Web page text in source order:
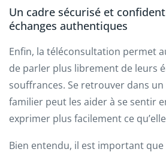
Un cadre sécurisé et
échanges authentiques
Enfin, la téléconsultation permet
de parler plus librement de leurs
souffrances. Se retrouver dans
familier peut les aider à se sentir
exprimer plus facilement ce
Bien entendu, il est important